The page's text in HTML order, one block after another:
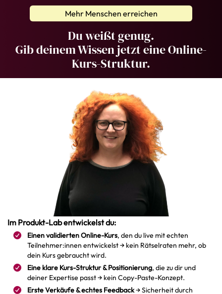
Mehr Menschen erreichen
Du weißt genug.
Gib deinem Wissen jetzt eine Online-
Kurs-Struktur.
Im Produkt-Lab entwickelst du:
Einen validierten Online-Kurs, den du live mit echten
Teilnehmer:innen entwickelst → kein Rätselraten mehr, ob
dein Kurs gebraucht wird.
Eine klare Kurs-Struktur & Positionierung, die zu dir und
deiner Expertise passt → kein Copy-Paste-Konzept.
Erste Verkäufe & echtes Feedback→ Sicherheit durch